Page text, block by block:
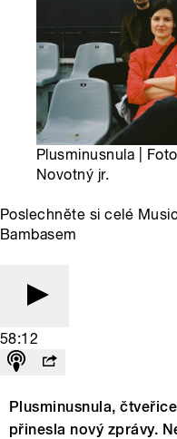
Plusminusnula |
Novotný jr.
Poslechněte si celé
Bambasem
58:12
Plusminusnula,
přinesla nový zprávy.